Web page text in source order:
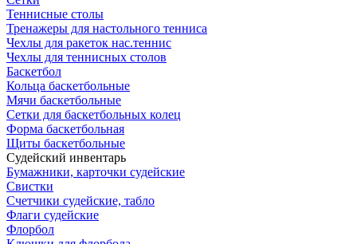
Теннисные столы
Тренажеры для настольного тенниса
Чехлы для ракеток нас.теннис
Чехлы для теннисных столов
Баскетбол
Кольца баскетбольные
Мячи баскетбольные
Сетки для баскетбольных колец
Форма баскетбольная
Щиты баскетбольные
Судейский инвентарь
Бумажники, карточки судейские
Свистки
Счетчики судейские, табло
Флаги судейские
Флорбол